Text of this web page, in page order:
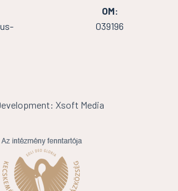
OM:
039196
Xsoft Media